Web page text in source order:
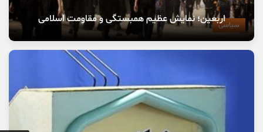
سیاسیاربعین؛ نمایش عظیم همبستگی و مقاومت اسلامی